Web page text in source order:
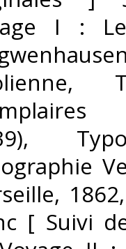
I :
[ Suivi